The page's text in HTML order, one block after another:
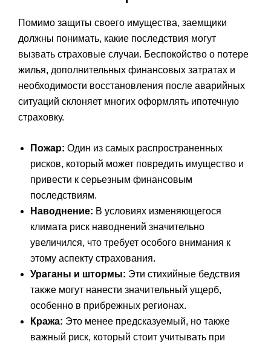
Помимо защиты своего имущества, заемщики
должны понимать, какие последствия могут
вызвать страховые случаи. Беспокойство о потере
жилья, дополнительных финансовых затратах и
необходимости восстановления после аварийных
ситуаций склоняет многих оформлять ипотечную
страховку.
Пожар: Один из самых распространенных
рисков, который может повредить имущество и
привести к серьезным финансовым
последствиям.
Наводнение: В условиях изменяющегося
климата риск наводнений значительно
увеличился, что требует особого внимания к
этому аспекту страхования.
Ураганы и штормы: Эти стихийные бедствия
также могут нанести значительный ущерб,
особенно в прибрежных регионах.
Кража: Это менее предсказуемый, но также
важный риск, который стоит учитывать при